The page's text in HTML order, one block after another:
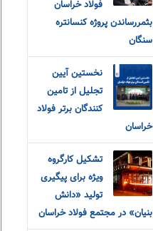
فولاد خراسان
بثمررساندن پروژه کنسانتره
سنگان
نخستین آیین
تجلیل از تامین
کنندگان برتر فولاد
خراسان
تشکیل کارگروه
ویژه برای پیگیری
تولید «دانش
بنیان» در مجتمع فولاد خراسان